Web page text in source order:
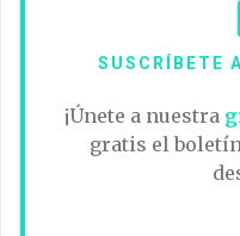
SUSCRÍBETE
¡Únete a nuestra
gratis el